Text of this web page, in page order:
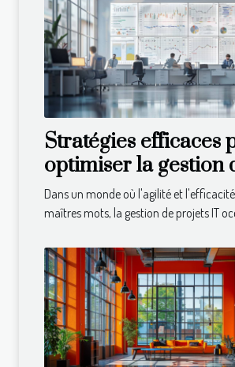
Stratégies efficaces
optimiser la gestion
projets IT
Dans un monde où l'agilité et
maîtres mots, la gestion de projets IT